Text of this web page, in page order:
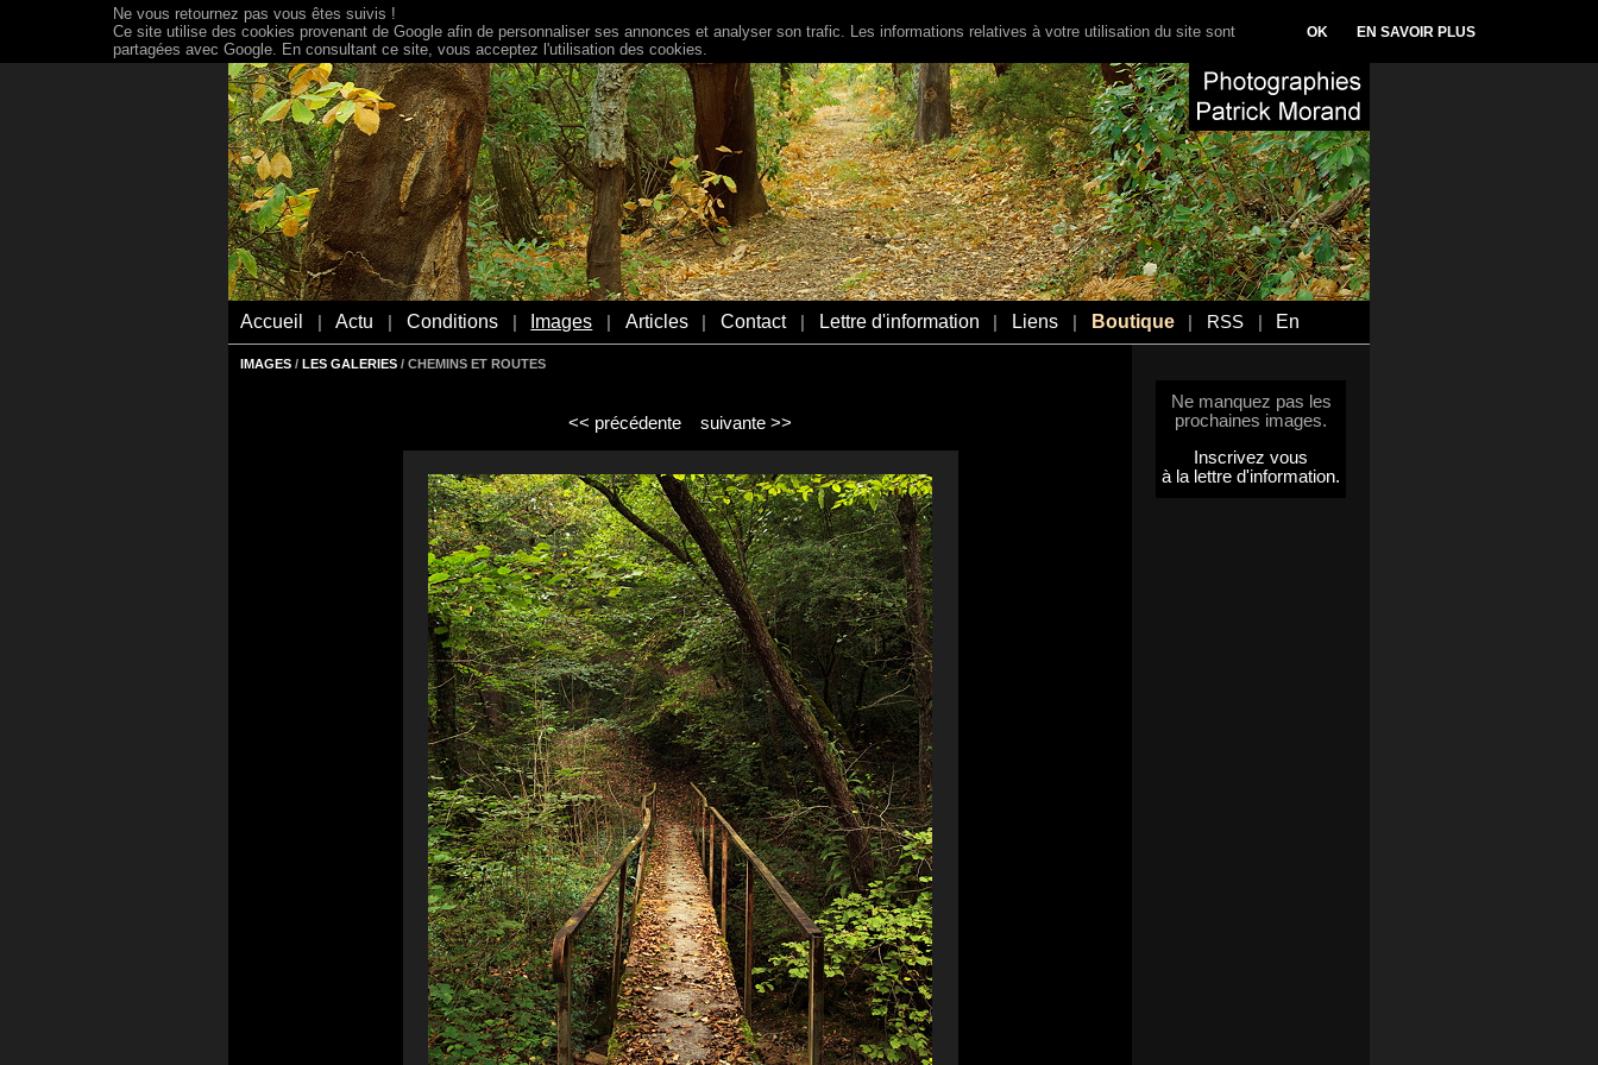
Accueil Actu Conditions Images Articles Contact Lettre d'information Liens Boutique RSS En
IMAGES / LES GALERIES / CHEMINS ET ROUTES
<< précédente suivante >>
Ne manquez pas les
prochaines images.
Inscrivez vous
à la lettre d'information.
Ne vous retournez pas vous êtes suivis !
Ce site utilise des cookies provenant de Google afin de personnaliser ses annonces et analyser son trafic. Les informations relatives à votre utilisation du site sont
partagées avec Google. En consultant ce site, vous acceptez l'utilisation des cookies.
OK EN SAVOIR PLUS